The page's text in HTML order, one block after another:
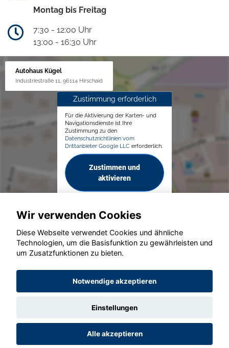
Montag bis Freitag
7:30 - 12:00 Uhr
13:00 - 16:30 Uhr
Autohaus Kügel
Industriestraße 11, 96114 Hirschaid
Zustimmung erforderlich
Für die Aktivierung der Karten- und
Navigationsdienste ist Ihre
Zustimmung zu den
Datenschutzrichtlinien vom
Drittanbieter Google LLC erforderlich.
Zustimmen und
aktivieren
© konjunkturmotor.de GmbH 2020 - 2026
Wir verwenden Cookies
Diese Webseite verwendet Cookies und ähnliche
Technologien, um die Basisfunktion zu gewährleisten und
um Zusatzfunktionen zu bieten.
Notwendige akzeptieren
Einstellungen
Alle akzeptieren